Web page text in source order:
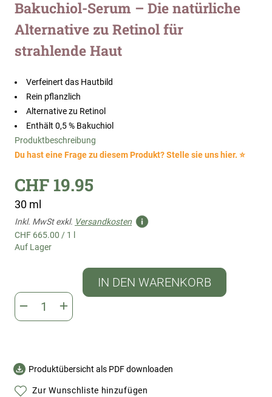
Zum
Anfang
der
springen
Bakuchiol-Serum – Die natürliche
Alternative zu Retinol für
strahlende Haut
Verfeinert das Hautbild
Rein pflanzlich
Alternative zu Retinol
Enthält 0,5 % Bakuchiol
Produktbeschreibung
Du hast eine Frage zu diesem Produkt? Stelle sie uns hier. ⭐
CHF 19.95
30 ml
Inkl. MwSt exkl. Versandkosten
CHF 665.00 / 1 l
Auf Lager
IN DEN WARENKORB
Produktübersicht als PDF downloaden
Zur Wunschliste hinzufügen